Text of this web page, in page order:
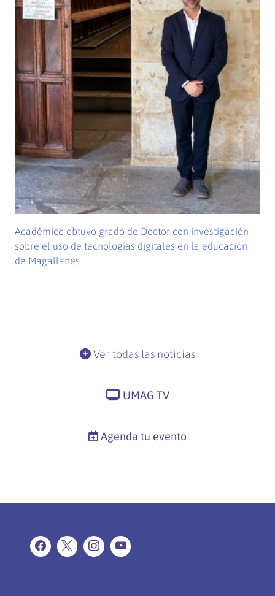
Académico obtuvo grado de Doctor con investigación
sobre el uso de tecnologías digitales en la educación
de Magallanes
Ver todas las noticias
UMAG TV
Agenda tu evento